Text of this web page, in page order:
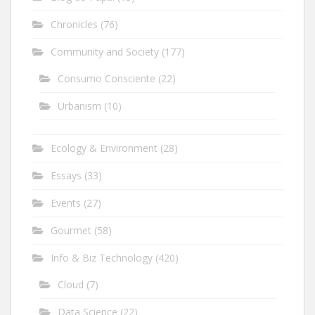
Chronicles (76)
Community and Society (177)
Consumo Consciente (22)
Urbanism (10)
Ecology & Environment (28)
Essays (33)
Events (27)
Gourmet (58)
Info & Biz Technology (420)
Cloud (7)
Data Science (22)